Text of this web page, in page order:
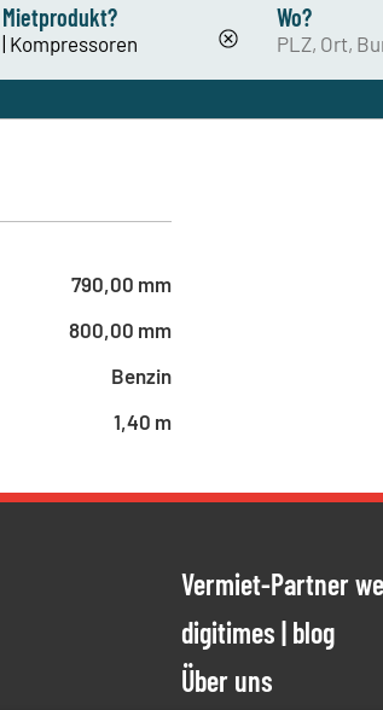
Wo?
790,00 mm
800,00 mm
Benzin
1,40 m
Vermiet-Partner
digitimes | blog
Über uns